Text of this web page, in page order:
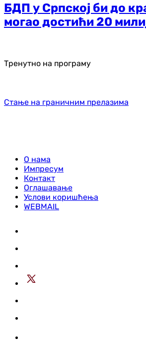
БДП у Српској би до
могао достићи 20
Тренутно на програму
Стање на граничним прелазима
О нама
Импресум
Контакт
Оглашавање
Услови коришћења
WEBMAIL